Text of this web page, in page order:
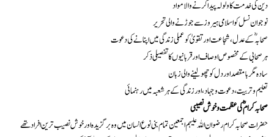
دین کی خدمت کا ولولہ پیدا کرنے والا مواد
نوجوان نسل کو اسلامی ہیروز سے جوڑنے والی تحریر
صحابہؓ کے عدل، شجاعت اور تقویٰ کو عملی زندگی میں اپنانے کی دعوت
ہر صحابی کے مخصوص اوصاف اور قربانیوں کا تفصیلی ذکر
سادہ مگر بامقصد اور دل کو چھو لینے والی زبان
تعلیم و تربیت، دعوت و جہاد، اور زندگی کے ہر شعبہ میں رہنمائی
صحابہ کرامؓ کی عظمت و خوش نصیبی
حضرات صحابہ کرام رضوان اللہ علیہم اجمعین تمام بنی نوع انسان میں وہ برگزیدہ اور خوش نصیب ترین افراد تھے